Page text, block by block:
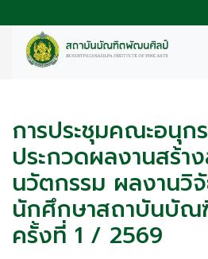
การประชุมคณะอนุก
ประกวดผลงานสร้า
นวัตกรรม ผลงานวิ
นักศึกษาสถาบันบั
ครั้งที่ 1 / 2569